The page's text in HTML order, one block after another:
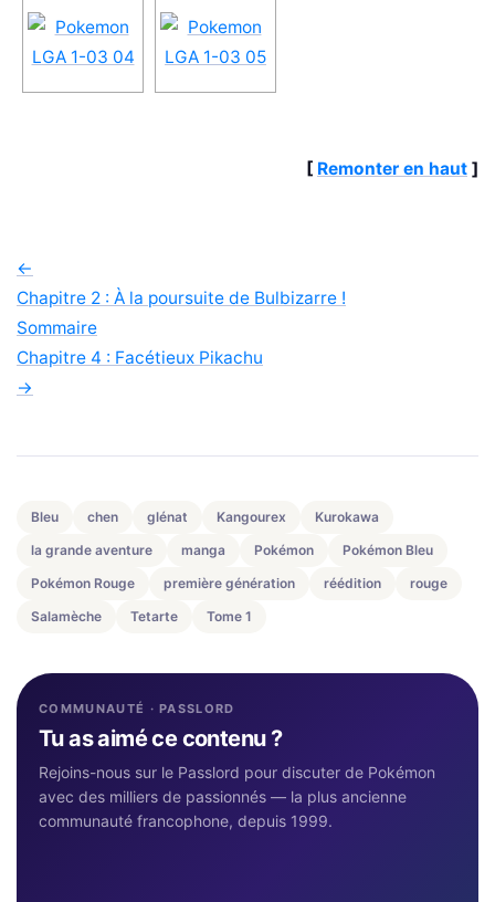
[ Remonter en haut ]
←
Chapitre 2 : À la poursuite de Bulbizarre !
Sommaire
Chapitre 4 : Facétieux Pikachu
→
Bleu chen glénat Kangourex
Kurokawa
la grande aventure
manga Pokémon
Pokémon Bleu
Pokémon Rouge
première génération réédition
rouge
Salamèche
Tetarte Tome 1
COMMUNAUTÉ · PASSLORD
Tu as aimé ce contenu ?
Rejoins-nous sur le Passlord pour discuter de Pokémon
avec des milliers de passionnés — la plus ancienne
communauté francophone, depuis 1999.